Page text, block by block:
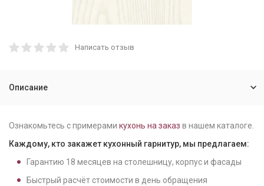
Написать отзыв
Описание
Ознакомьтесь с примерами кухонь на заказ в нашем каталоге.
Каждому, кто закажет кухонный гарнитур, мы предлагаем:
Гарантию 18 месяцев на столешницу, корпус и фасады
Быстрый расчёт стоимости в день обращения